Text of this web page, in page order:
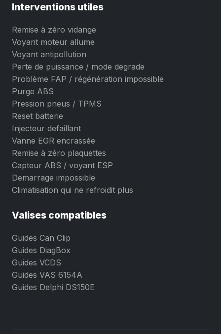
Interventions utiles
Remise à zéro vidange
Voyant moteur allume
Voyant antipollution
Perte de puissance / mode degrade
Problème FAP / régénération impossible
Purge ABS
Pression pneus / TPMS
Reset batterie
Injecteur defaillant
Vanne EGR encrassée
Remise à zéro plaquettes
Capteur ABS / voyant ESP
Demarrage impossible
Climatisation qui ne refroidit plus
Valises compatibles
Guides Can Clip
Guides DiagBox
Guides VCDS
Guides VAS 6154A
Guides Delphi DS150E